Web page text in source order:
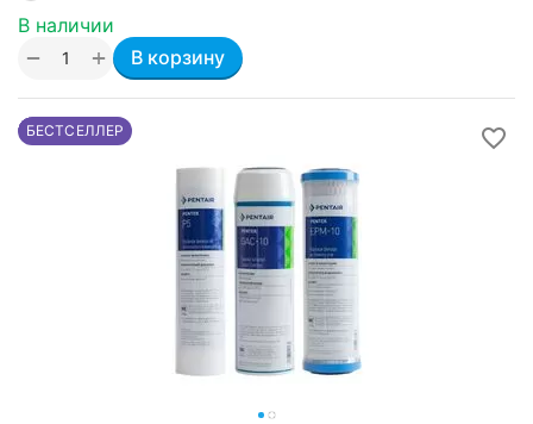
В наличии
+
− В корзину
БЕСТСЕЛЛЕР